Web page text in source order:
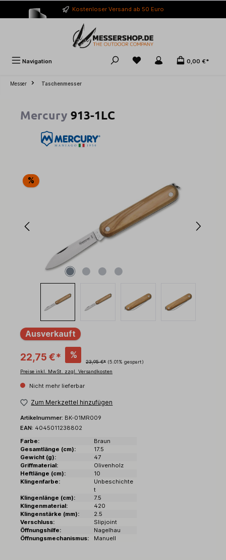
springen Kostenloser Versand ab 50 Euro
Navigation 0,00 €*
Messer Taschenmesser
Mercury 913-1LC
Bildergalerie überspringen
%
Ausverkauft
22,75 €* %
23,95 €* (5.01% gespart)
Preise inkl. MwSt. zzgl. Versandkosten
Nicht mehr lieferbar
Zum Merkzettel hinzufügen
Artikelnummer: BK-01MR009
EAN: 4045011238802
Farbe:
Braun
Gesamtlänge (cm):
17.5
Gewicht (g):
47
Griffmaterial:
Olivenholz
Heftlänge (cm):
10
Klingenfarbe:
Unbeschichte
t
Klingenlänge (cm):
7.5
Klingenmaterial:
420
Klingenstärke (mm):
2.5
Verschluss:
Slipjoint
Öffnungshilfe:
Nagelhau
Öffnungsmechanismus:
Manuell